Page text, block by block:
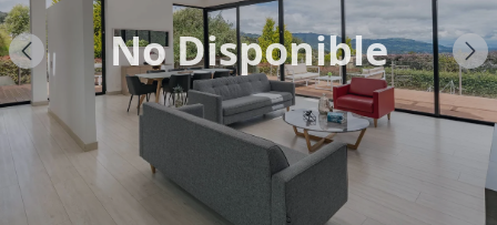
No Disponible